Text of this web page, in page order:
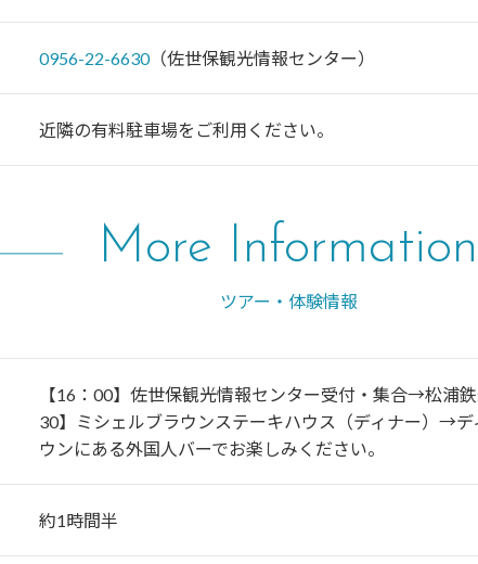
0956-22-6630（佐世保観光情報センター）
近隣の有料駐車場をご利用ください。
More Information
ツアー・体験情報
【16：00】佐世保観光情報センター受付・集合→松浦
30】ミシェルブラウンステーキハウス（ディナー）→
ウンにある外国人バーでお楽しみください。
約1時間半